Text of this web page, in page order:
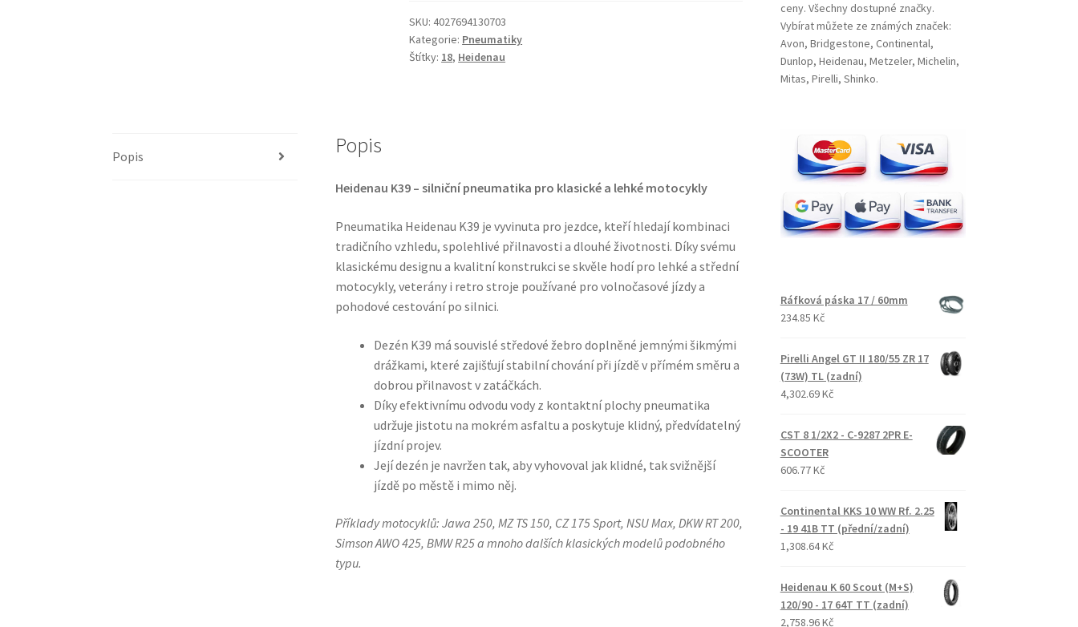
-
18
48P
SKU:4027694130703
Kategorie: Pneumatiky
Štítky: 18, Heidenau
Popis Popis
Heidenau K39 – silniční pneumatika pro klasické a lehké motocykly
Pneumatika Heidenau K39 je vyvinuta pro jezdce, kteří hledají kombinaci
tradičního vzhledu, spolehlivé přilnavosti a dlouhé životnosti. Díky svému
klasickému designu a kvalitní konstrukci se skvěle hodí pro lehké a střední
motocykly, veterány i retro stroje používané pro volnočasové jízdy a
pohodové cestování po silnici.
Dezén K39 má souvislé středové žebro doplněné jemnými šikmými
drážkami, které zajišťují stabilní chování při jízdě v přímém směru a
dobrou přilnavost v zatáčkách.
Díky efektivnímu odvodu vody z kontaktní plochy pneumatika
udržuje jistotu na mokrém asfaltu a poskytuje klidný, předvídatelný
jízdní projev.
Její dezén je navržen tak, aby vyhovoval jak klidné, tak svižnější
jízdě po městě i mimo něj.
Příklady motocyklů: Jawa 250, MZ TS 150, CZ 175 Sport, NSU Max, DKW RT 200,
Simson AWO 425, BMW R25 a mnoho dalších klasických modelů podobného
typu.
ceny. Všechny dostupné značky.
Vybírat můžete ze známých značek:
Avon, Bridgestone, Continental,
Dunlop, Heidenau, Metzeler, Michelin,
Mitas, Pirelli, Shinko.
Ráfková páska 17 / 60mm
234.85 Kč
Pirelli Angel GT II 180/55 ZR 17
(73W) TL (zadní)
4,302.69 Kč
CST 8 1/2X2 - C-9287 2PR E-
SCOOTER
606.77 Kč
Continental KKS 10 WW Rf. 2.25
- 19 41B TT (přední/zadní)
1,308.64 Kč
Heidenau K 60 Scout (M+S)
120/90 - 17 64T TT (zadní)
2,758.96 Kč